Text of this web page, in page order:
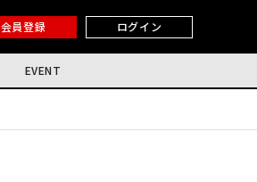
会員登録 ログイン
EVENT